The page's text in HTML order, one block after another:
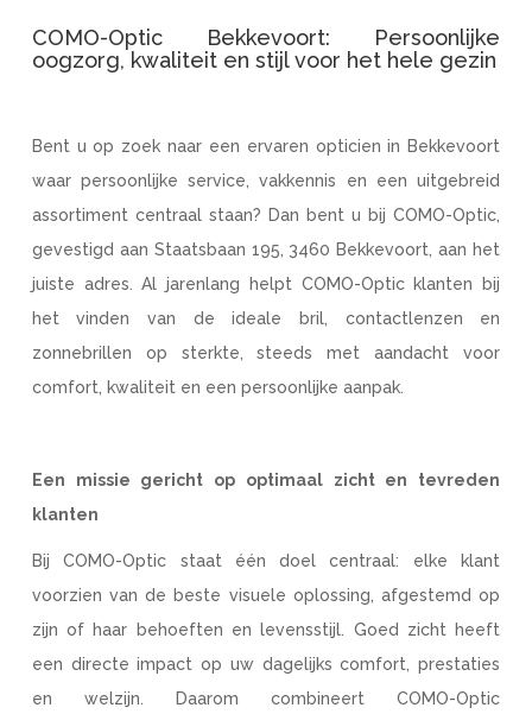
COMO-Optic Bekkevoort: Persoonlijke
oogzorg, kwaliteit en stijl voor het hele gezin
Bent u op zoek naar een ervaren opticien in Bekkevoort
waar persoonlijke service, vakkennis en een uitgebreid
assortiment centraal staan? Dan bent u bij COMO-Optic,
gevestigd aan Staatsbaan 195, 3460 Bekkevoort, aan het
juiste adres. Al jarenlang helpt COMO-Optic klanten bij
het vinden van de ideale bril, contactlenzen en
zonnebrillen op sterkte, steeds met aandacht voor
comfort, kwaliteit en een persoonlijke aanpak.
Een missie gericht op optimaal zicht en tevreden
klanten
Bij COMO-Optic staat één doel centraal: elke klant
voorzien van de beste visuele oplossing, afgestemd op
zijn of haar behoeften en levensstijl. Goed zicht heeft
een directe impact op uw dagelijks comfort, prestaties
en welzijn. Daarom combineert COMO-Optic